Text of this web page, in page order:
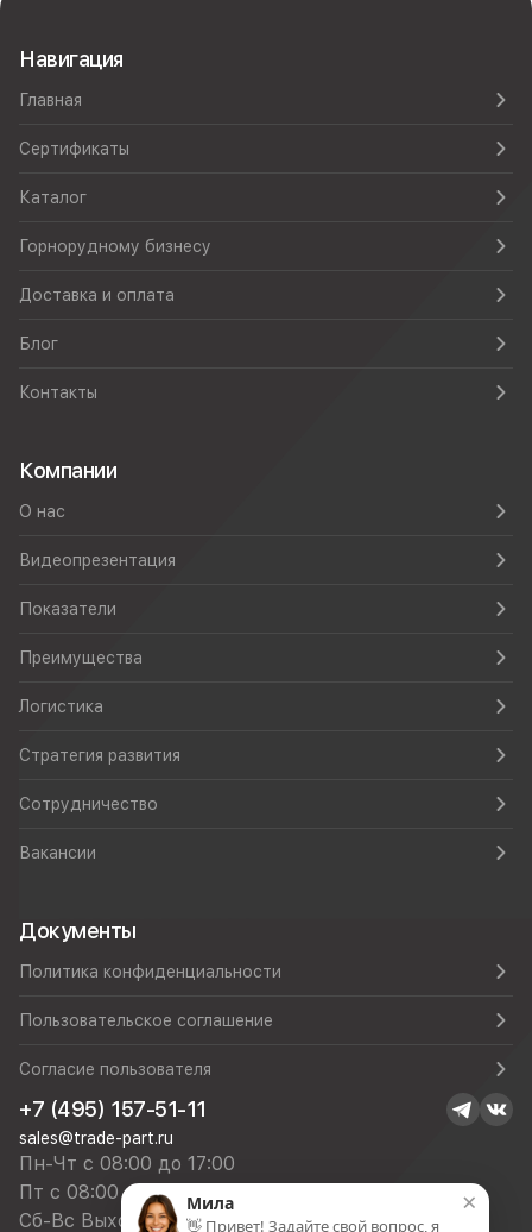
Навигация
Главная
Сертификаты
Каталог
Горнорудному бизнесу
Доставка и оплата
Блог
Контакты
Компании
О нас
Видеопрезентация
Показатели
Преимущества
Логистика
Стратегия развития
Сотрудничество
Вакансии
Документы
Политика конфиденциальности
Пользовательское соглашение
Согласие пользователя
+7 (495) 157-51-11
sales@trade-part.ru
Пн-Чт с 08:00 до 17:00
Пт с 08:00 до 16:00
Сб-Вс Выходной
×
Мила
👋 Привет! Задайте свой вопрос, я